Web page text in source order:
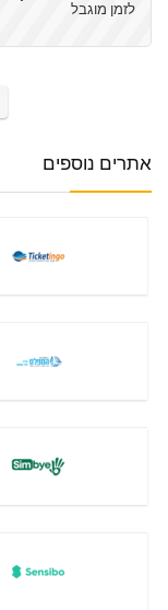
לזמן מוגבל
אתרים נוספים